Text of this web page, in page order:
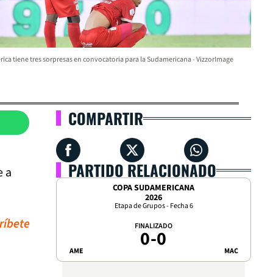
tiene tres sorpresas en convocatoria para la Sudamericana - VizzorImage
a
COMPARTIR
PARTIDO RELACIONADO
COPA SUDAMERICANA
2026
Etapa de Grupos - Fecha 6
AME
FINALIZADO
0-0 MAC